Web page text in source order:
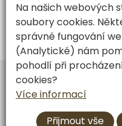
Tvorba
GDPR|Roubenka
Na našich webových
soubory cookies.
správné fungování
(Analytické) nám
pohodlí při
cookies?
Více informací
Přijmout vše